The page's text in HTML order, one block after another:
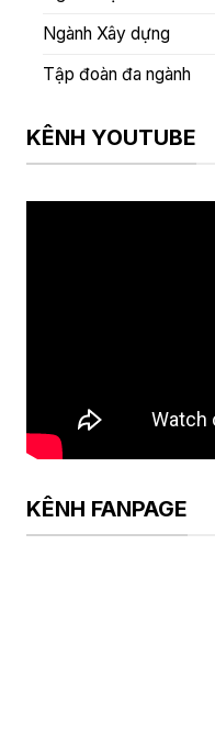
Ngành Xây dựng
Tập đoàn đa ngành
KÊNH YOUTUBE
KÊNH FANPAGE